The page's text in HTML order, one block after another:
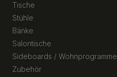
Tische
Stühle
Bänke
Salontische
Sideboards / Wohnprogramme
Zubehör